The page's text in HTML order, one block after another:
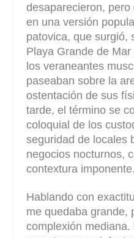
desaparecieron,
en una versión
patovica, que surgió,
Playa Grande de
los veraneantes
paseaban sobre la
ostentación de sus
tarde, el término se
coloquial de los
seguridad de locales
negocios nocturnos,
contextura imponente.
Hablando con
me quedaba grande,
complexión